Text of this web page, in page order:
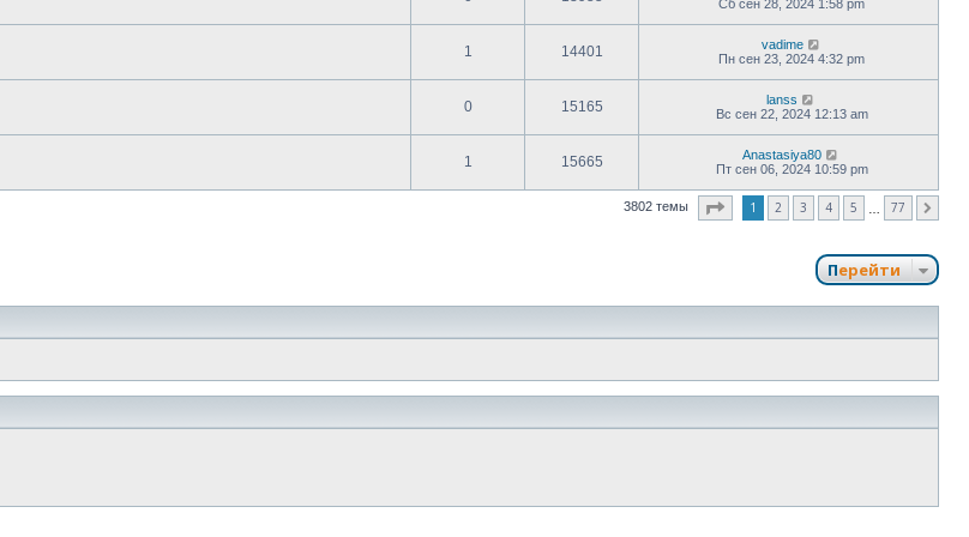
Сб сен 28, 2024 1:58 pm
1 14401
vadime
Пн сен 23, 2024 4:32 pm
0 15165
lanss
Вс сен 22, 2024 12:13 am
1 15665
Anastasiya80
Пт сен 06, 2024 10:59 pm
3802 темы Страница из77
1 2 3 4 5 77
Перейти